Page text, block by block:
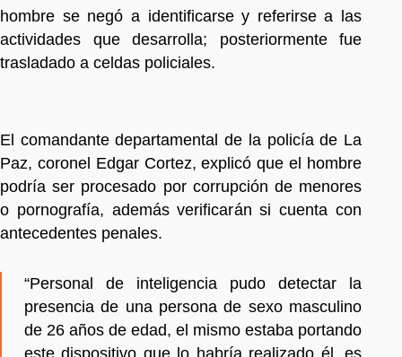
hombre se negó a identificarse y referirse a las
actividades que desarrolla; posteriormente fue
trasladado a celdas policiales.
El comandante departamental de la policía de La
Paz, coronel Edgar Cortez, explicó que el hombre
podría ser procesado por corrupción de menores
o pornografía, además verificarán si cuenta con
antecedentes penales.
“Personal de inteligencia pudo detectar la
presencia de una persona de sexo masculino
de 26 años de edad, el mismo estaba portando
este dispositivo que lo habría realizado él, es